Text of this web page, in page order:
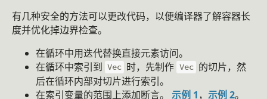
有几种安全的方法可以更改代码，以便编译器了解容器长
度并优化掉边界检查。
在循环中用迭代替换直接元素访问。
在循环中索引到 Vec 时，先制作 Vec 的切片，然
后在循环内部对切片进行索引。
在索引变量的范围上添加断言。 示例 1， 示例 2。